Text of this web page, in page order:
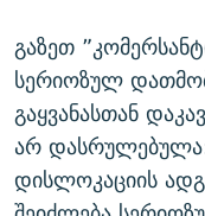
გაზეთ
სერიოზულ
გაყვანასთან
არ
დისლოკაციის